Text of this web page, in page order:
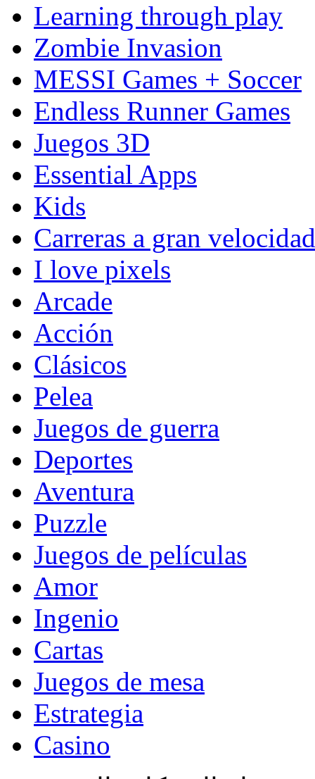
Learning through play
Zombie Invasion
MESSI Games + Soccer
Endless Runner Games
Juegos 3D
Essential Apps
Kids
Carreras a gran velocidad
I love pixels
Arcade
Acción
Clásicos
Pelea
Juegos de guerra
Deportes
Aventura
Puzzle
Juegos de películas
Amor
Ingenio
Cartas
Juegos de mesa
Estrategia
Casino